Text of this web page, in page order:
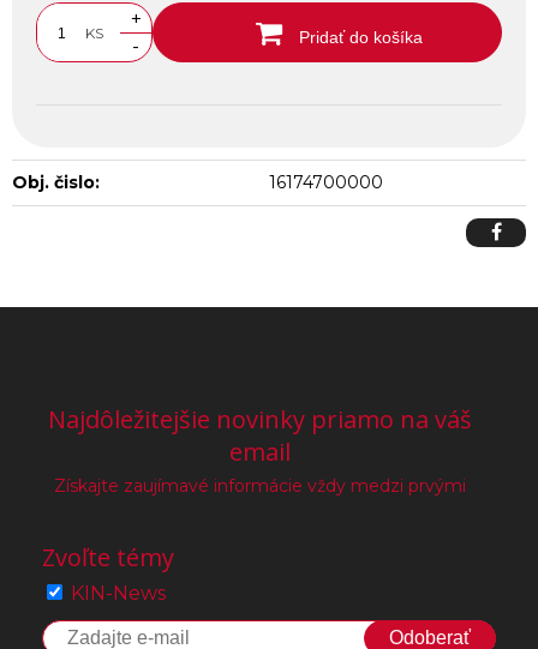
KS
+
-
Pridať do košíka
Obj. čislo: 16174700000
Najdôležitejšie novinky priamo na váš
email
Získajte zaujímavé informácie vždy medzi prvými
Zvoľte témy
KIN-News
Odoberať